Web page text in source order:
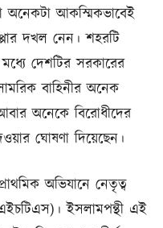
অনেকটা আকস্মিকভাবেই
দখল নেন। শহরটি
দেশটির সরকারের
বাহিনীর অনেক
অনেকে বিরোধীদের
ঘোষণা দিয়েছেন।
অভিযানে নেতৃত্ব
ইসলামপন্থী এই